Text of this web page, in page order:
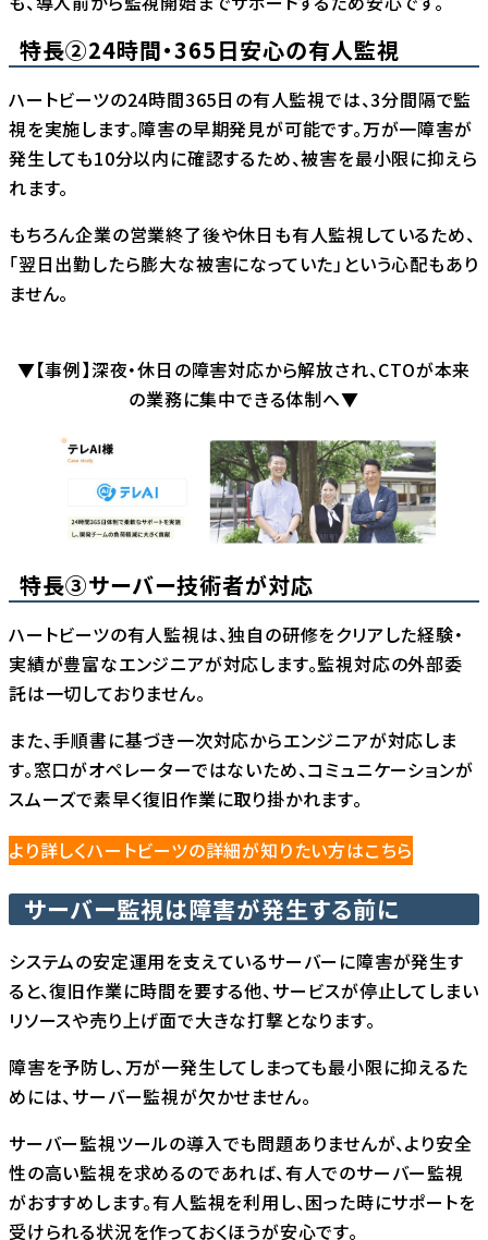
特長②24時間・365日安心の有人監視
ハートビーツの24時間365日の有人監視では、3分間隔で監
視を実施します。障害の早期発見が可能です。万が一障害が
発生しても10分以内に確認するため、被害を最小限に抑えら
れます。
もちろん企業の営業終了後や休日も有人監視しているため、
「翌日出勤したら膨大な被害になっていた」という心配もあり
ません。
▼【事例】深夜・休日の障害対応から解放され、CTOが本来
の業務に集中できる体制へ▼
特長③サーバー技術者が対応
ハートビーツの有人監視は、独自の研修をクリアした経験・
実績が豊富なエンジニアが対応します。監視対応の外部委
託は一切しておりません。
また、手順書に基づき一次対応からエンジニアが対応しま
す。窓口がオペレーターではないため、コミュニケーションが
スムーズで素早く復旧作業に取り掛かれます。
より詳しくハートビーツの詳細が知りたい方はこちら
サーバー監視は障害が発生する前に
システムの安定運用を支えているサーバーに障害が発生す
ると、復旧作業に時間を要する他、サービスが停止してしまい
リソースや売り上げ面で大きな打撃となります。
障害を予防し、万が一発生してしまっても最小限に抑えるた
めには、サーバー監視が欠かせません。
サーバー監視ツールの導入でも問題ありませんが、より安全
性の高い監視を求めるのであれば、有人でのサーバー監視
がおすすめします。有人監視を利用し、困った時にサポートを
受けられる状況を作っておくほうが安心です。